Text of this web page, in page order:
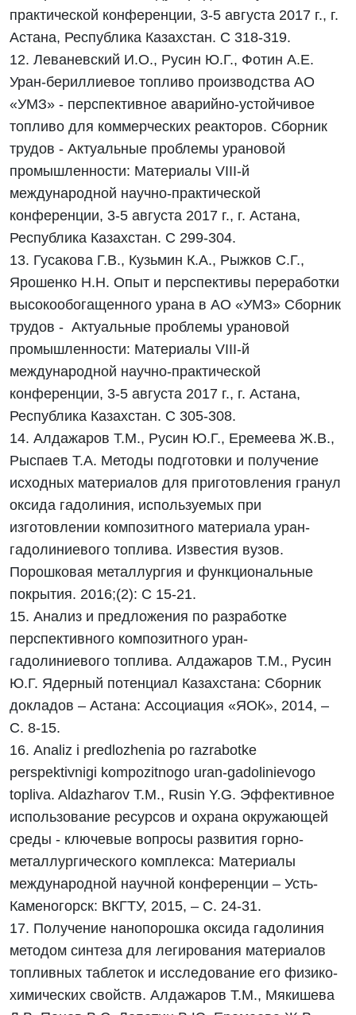
практической конференции, 3-5 августа 2017 г., г.
Астана, Республика Казахстан. С 318-319.
12. Леваневский И.О., Русин Ю.Г., Фотин А.Е.
Уран-бериллиевое топливо производства АО
«УМЗ» - перспективное аварийно-устойчивое
топливо для коммерческих реакторов. Сборник
трудов - Актуальные проблемы урановой
промышленности: Материалы VIII-й
международной научно-практической
конференции, 3-5 августа 2017 г., г. Астана,
Республика Казахстан. С 299-304.
13. Гусакова Г.В., Кузьмин К.А., Рыжков С.Г.,
Ярошенко Н.Н. Опыт и перспективы переработки
высокообогащенного урана в АО «УМЗ» Сборник
трудов - Актуальные проблемы урановой
промышленности: Материалы VIII-й
международной научно-практической
конференции, 3-5 августа 2017 г., г. Астана,
Республика Казахстан. С 305-308.
14. Алдажаров Т.М., Русин Ю.Г., Еремеева Ж.В.,
Рыспаев Т.А. Методы подготовки и получение
исходных материалов для приготовления гранул
оксида гадолиния, используемых при
изготовлении композитного материала уран-
гадолиниевого топлива. Известия вузов.
Порошковая металлургия и функциональные
покрытия. 2016;(2): С 15-21.
15. Анализ и предложения по разработке
перспективного композитного уран-
гадолиниевого топлива. Алдажаров Т.М., Русин
Ю.Г. Ядерный потенциал Казахстана: Сборник
докладов – Астана: Ассоциация «ЯОК», 2014, –
С. 8-15.
16. Analiz i predlozhenia po razrabotke
perspektivnigi kompozitnogo uran-gadolinievogo
topliva. Aldazharov T.M., Rusin Y.G. Эффективное
использование ресурсов и охрана окружающей
среды - ключевые вопросы развития горно-
металлургического комплекса: Материалы
международной научной конференции – Усть-
Каменогорск: ВКГТУ, 2015, – С. 24-31.
17. Получение нанопорошка оксида гадолиния
методом синтеза для легирования материалов
топливных таблеток и исследование его физико-
химических свойств. Алдажаров Т.М., Мякишева